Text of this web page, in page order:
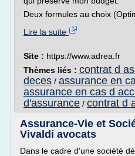
Deux formules au choix
Lire la suite
Site : https://www.adrea.fr
Thèmes liés : contrat d
deces / assurance en
assurance en cas d
d'assurance / contrat d
Assurance-Vie et
Vivaldi avocats
Dans le cadre d'une société